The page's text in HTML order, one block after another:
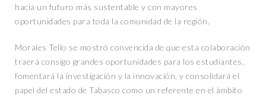
hacia un futuro más sustentable y con mayores
oportunidades para toda la comunidad de la región.
Morales Tello se mostró convencida de que esta colaboración
traerá consigo grandes oportunidades para los estudiantes,
fomentará la investigación y la innovación, y consolidará el
papel del estado de Tabasco como un referente en el ámbito